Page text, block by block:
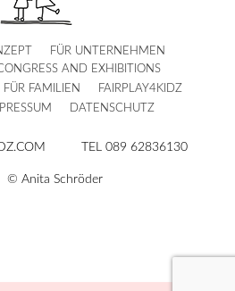
FÜR UNTERNEHMEN
AND EXHIBITIONS
FAMILIEN
FAIRPLAY4KIDZ
DATENSCHUTZ
TEL 089 62836130
© Anita Schröder